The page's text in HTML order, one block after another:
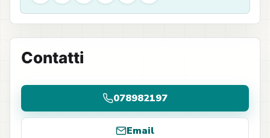
Contatti
078982197
Email